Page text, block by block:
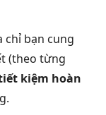
chỉ bạn cung
(theo từng
kiệm hoàn